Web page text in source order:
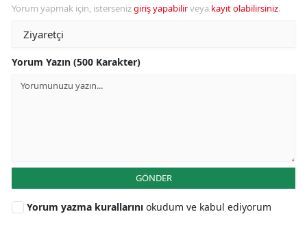
Yorum yapmak için, istersenizgiriş yapabilirveya kayıt olabilirsiniz.
Yorum Yazın (500 Karakter)
GÖNDER
Yorum yazma kurallarını okudum ve kabul ediyorum